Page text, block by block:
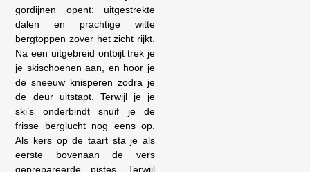
gordijnen opent: uitgestrekte
dalen en prachtige witte
bergtoppen zover het zicht rijkt.
Na een uitgebreid ontbijt trek je
je skischoenen aan, en hoor je
de sneeuw knisperen zodra je
de deur uitstapt. Terwijl je je
ski’s onderbindt snuif je de
frisse berglucht nog eens op.
Als kers op de taart sta je als
eerste bovenaan de vers
geprepareerde pistes. Terwijl